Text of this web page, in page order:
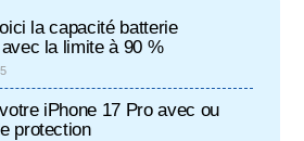
la capacité batterie
la limite à 90 %
iPhone 17 Pro avec ou
protection